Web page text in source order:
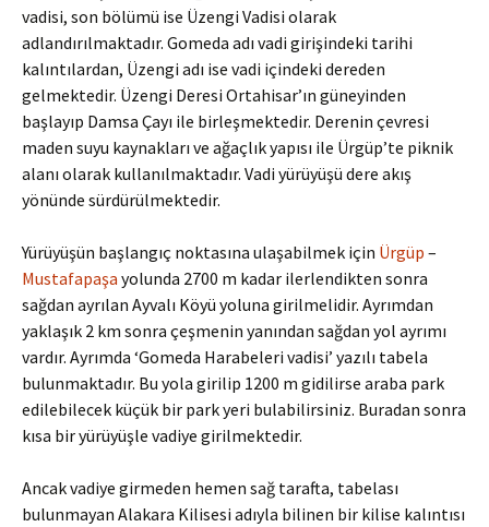
vadisi, son bölümü ise Üzengi Vadisi olarak
adlandırılmaktadır. Gomeda adı vadi girişindeki tarihi
kalıntılardan, Üzengi adı ise vadi içindeki dereden
gelmektedir. Üzengi Deresi Ortahisar’ın güneyinden
başlayıp Damsa Çayı ile birleşmektedir. Derenin çevresi
maden suyu kaynakları ve ağaçlık yapısı ile Ürgüp’te piknik
alanı olarak kullanılmaktadır. Vadi yürüyüşü dere akış
yönünde sürdürülmektedir.
Yürüyüşün başlangıç noktasına ulaşabilmek için Ürgüp –
Mustafapaşa yolunda 2700 m kadar ilerlendikten sonra
sağdan ayrılan Ayvalı Köyü yoluna girilmelidir. Ayrımdan
yaklaşık 2 km sonra çeşmenin yanından sağdan yol ayrımı
vardır. Ayrımda ‘Gomeda Harabeleri vadisi’ yazılı tabela
bulunmaktadır. Bu yola girilip 1200 m gidilirse araba park
edilebilecek küçük bir park yeri bulabilirsiniz. Buradan sonra
kısa bir yürüyüşle vadiye girilmektedir.
Ancak vadiye girmeden hemen sağ tarafta, tabelası
bulunmayan Alakara Kilisesi adıyla bilinen bir kilise kalıntısı